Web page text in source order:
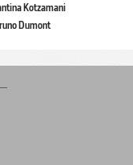
Kotzamani
Dumont